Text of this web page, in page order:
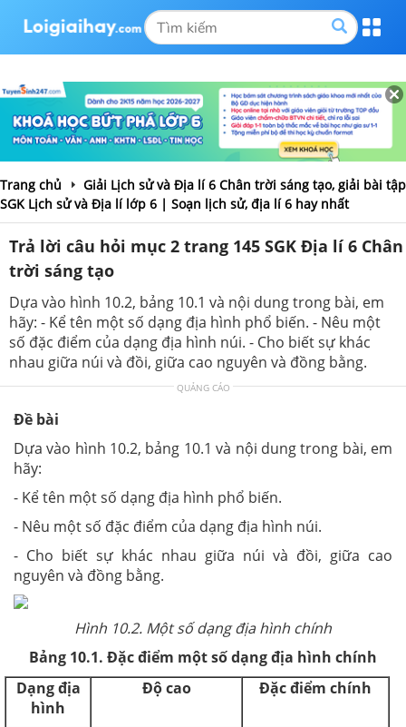
Trang chủ
Giải Lịch sử và Địa lí 6 Chân trời sáng tạo, giải bài tập
SGK Lịch sử và Địa lí lớp 6 | Soạn lịch sử, địa lí 6 hay nhất
Trả lời câu hỏi mục 2 trang 145 SGK Địa lí 6 Chân
trời sáng tạo
Dựa vào hình 10.2, bảng 10.1 và nội dung trong bài, em
hãy: - Kể tên một số dạng địa hình phổ biến. - Nêu một
số đặc điểm của dạng địa hình núi. - Cho biết sự khác
nhau giữa núi và đồi, giữa cao nguyên và đồng bằng.
QUẢNG CÁO
Đề bài
Dựa vào hình 10.2, bảng 10.1 và nội dung trong bài, em
hãy:
- Kể tên một số dạng địa hình phổ biến.
- Nêu một số đặc điểm của dạng địa hình núi.
- Cho biết sự khác nhau giữa núi và đồi, giữa cao
nguyên và đồng bằng.
Hình 10.2. Một số dạng địa hình chính
Bảng 10.1. Đặc điểm một số dạng địa hình chính
Dạng địa
hình
Độ cao Đặc điểm chính